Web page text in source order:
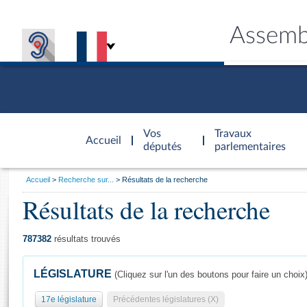
Accueil
d'accueil
Vos
députés
Travaux
parlementaires
Général
Vous
Accueil Recherche sur... Résultats de la recherche
Résultats de la recherche
787382 résultats trouvés
LÉGISLATURE (Cliquez sur l'un des boutons pour faire un choix)
17e législature Précédentes législatures (X)